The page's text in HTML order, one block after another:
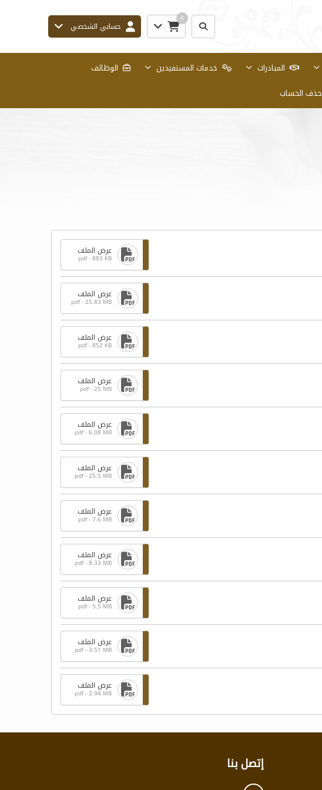
0
حسابي الشخصي
المبادرات خدمات المستفيدين
الوظائف
حذف الحساب
عرض الملف
pdf - 883 KB
عرض الملف
pdf - 25.83 MB
عرض الملف
pdf - 852 KB
عرض الملف
pdf - 25 MB
عرض الملف
pdf - 6.08 MB
عرض الملف
pdf - 25.5 MB
عرض الملف
pdf - 7.6 MB
عرض الملف
pdf - 8.33 MB
عرض الملف
pdf - 5.5 MB
عرض الملف
pdf - 3.51 MB
عرض الملف
pdf - 2.94 MB
إتصل بنا